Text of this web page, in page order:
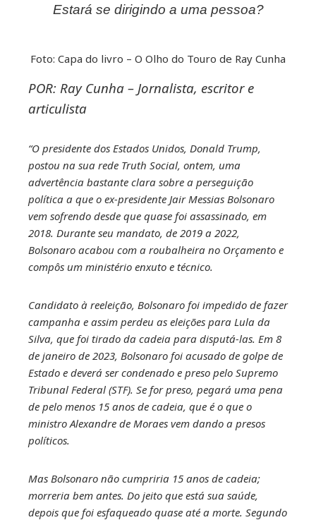
Estará se dirigindo a uma pessoa?
Foto: Capa do livro – O Olho do Touro de Ray Cunha
POR: Ray Cunha – Jornalista, escritor e
articulista
“O presidente dos Estados Unidos, Donald Trump,
postou na sua rede Truth Social, ontem, uma
advertência bastante clara sobre a perseguição
política a que o ex-presidente Jair Messias Bolsonaro
vem sofrendo desde que quase foi assassinado, em
2018. Durante seu mandato, de 2019 a 2022,
Bolsonaro acabou com a roubalheira no Orçamento e
compôs um ministério enxuto e técnico.
Candidato à reeleição, Bolsonaro foi impedido de fazer
campanha e assim perdeu as eleições para Lula da
Silva, que foi tirado da cadeia para disputá-las. Em 8
de janeiro de 2023, Bolsonaro foi acusado de golpe de
Estado e deverá ser condenado e preso pelo Supremo
Tribunal Federal (STF). Se for preso, pegará uma pena
de pelo menos 15 anos de cadeia, que é o que o
ministro Alexandre de Moraes vem dando a presos
políticos.
Mas Bolsonaro não cumpriria 15 anos de cadeia;
morreria bem antes. Do jeito que está sua saúde,
depois que foi esfaqueado quase até a morte. Segundo